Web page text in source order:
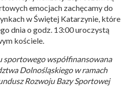
emocjach zachęcamy do
w Świętej Katarzynie, które
dnia o godz. 13:00 uroczystą
kościele.
sportowego współfinansowana
Dolnośląskiego w ramach
Rozwoju Bazy Sportowej